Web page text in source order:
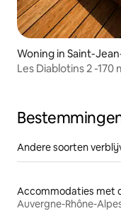
Woning in Saint-
Les Diablotins 2 -170
Andere soorten
Accommodaties met
Auvergne-Rhône-